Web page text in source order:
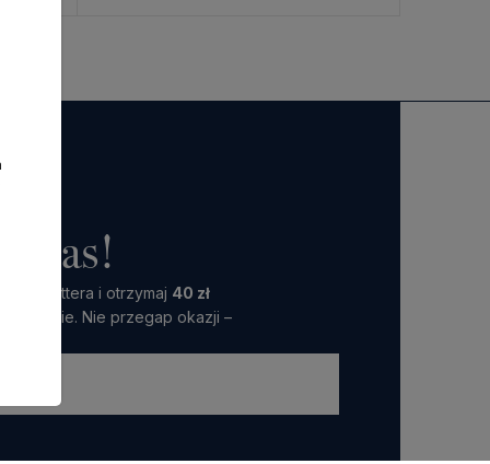
nas!
Newslettera i otrzymaj 40 zł
Nie przegap okazji –